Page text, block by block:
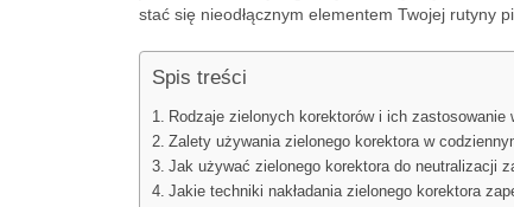
stać się nieodłącznym elementem Twojej rutyny
Spis treści
Rodzaje zielonych korektorów i ich zastosowanie
Zalety używania zielonego korektora w
Jak używać zielonego korektora do neutralizacji
Jakie techniki nakładania zielonego korektora